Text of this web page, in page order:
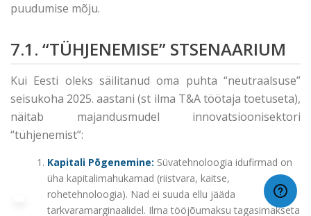
puudumise mõju.
7.1. “TÜHJENEMISE” STSENAARIUM
Kui Eesti oleks säilitanud oma puhta “neutraalsuse”
seisukoha 2025. aastani (st ilma T&A töötaja toetuseta),
näitab majandusmudel innovatsioonisektori
“tühjenemist”:
Kapitali Põgenemine: Süvatehnoloogia idufirmad on
üha kapitalimahukamad (riistvara, kaitse,
rohetehnoloogia). Nad ei suuda ellu jääda
tarkvaramarginaalidel. Ilma tööjõumaksu tagasimakseta